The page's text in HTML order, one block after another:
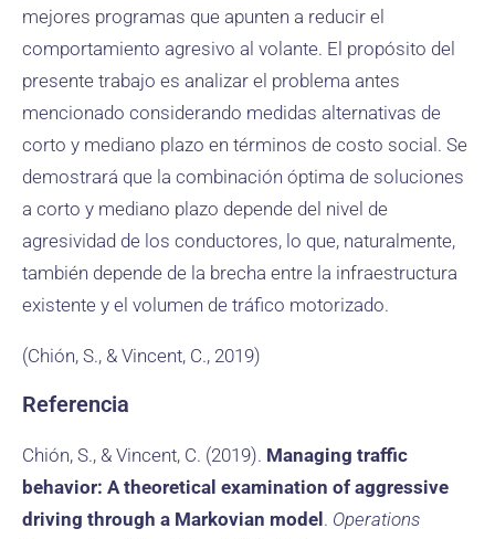
mejores programas que apunten a reducir el
comportamiento agresivo al volante. El propósito del
presente trabajo es analizar el problema antes
mencionado considerando medidas alternativas de
corto y mediano plazo en términos de costo social. Se
demostrará que la combinación óptima de soluciones
a corto y mediano plazo depende del nivel de
agresividad de los conductores, lo que, naturalmente,
también depende de la brecha entre la infraestructura
existente y el volumen de tráfico motorizado.
(Chión, S., & Vincent, C., 2019)
Referencia
Chión, S., & Vincent, C. (2019). Managing traffic
behavior: A theoretical examination of aggressive
driving through a Markovian model . Operations